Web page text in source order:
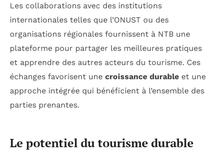
Les collaborations avec des institutions
internationales telles que l’ONUST ou des
organisations régionales fournissent à NTB une
plateforme pour partager les meilleures pratiques
et apprendre des autres acteurs du tourisme. Ces
échanges favorisent une croissance durable et une
approche intégrée qui bénéficient à l’ensemble des
parties prenantes.
Le potentiel du tourisme durable